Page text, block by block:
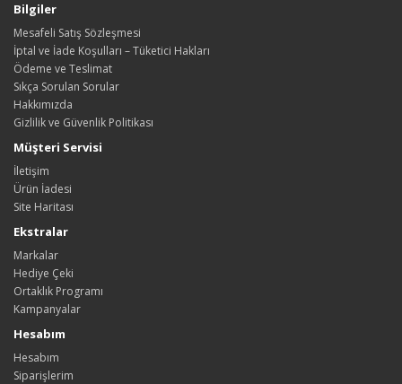
Bilgiler
Mesafeli Satış Sözleşmesi
İptal ve İade Koşulları – Tüketici Hakları
Ödeme ve Teslimat
Sıkça Sorulan Sorular
Hakkımızda
Gizlilik ve Güvenlik Politikası
Müşteri Servisi
İletişim
Ürün İadesi
Site Haritası
Ekstralar
Markalar
Hediye Çeki
Ortaklık Programı
Kampanyalar
Hesabım
Hesabım
Siparişlerim